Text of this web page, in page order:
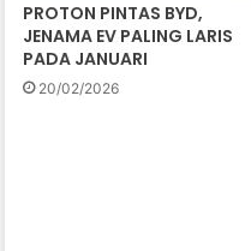
PROTON PINTAS BYD,
JENAMA EV PALING LARIS
PADA JANUARI
20/02/2026